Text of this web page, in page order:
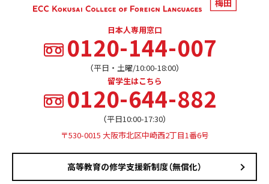
日本人専用窓口
0120-144-007
（平日・土曜/10:00-18:00）
留学生はこちら
0120-644-882
（平日10:00-17:30）
〒530-0015 大阪市北区中崎西2丁目1番6号
高等教育の修学支援新制度（無償化）